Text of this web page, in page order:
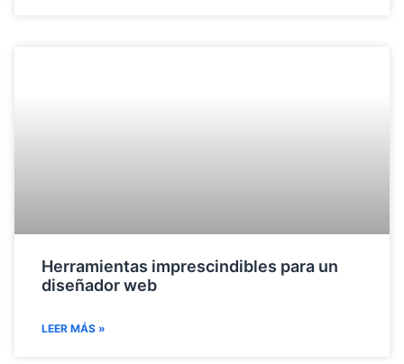
Herramientas imprescindibles para un
diseñador web
LEER MÁS »